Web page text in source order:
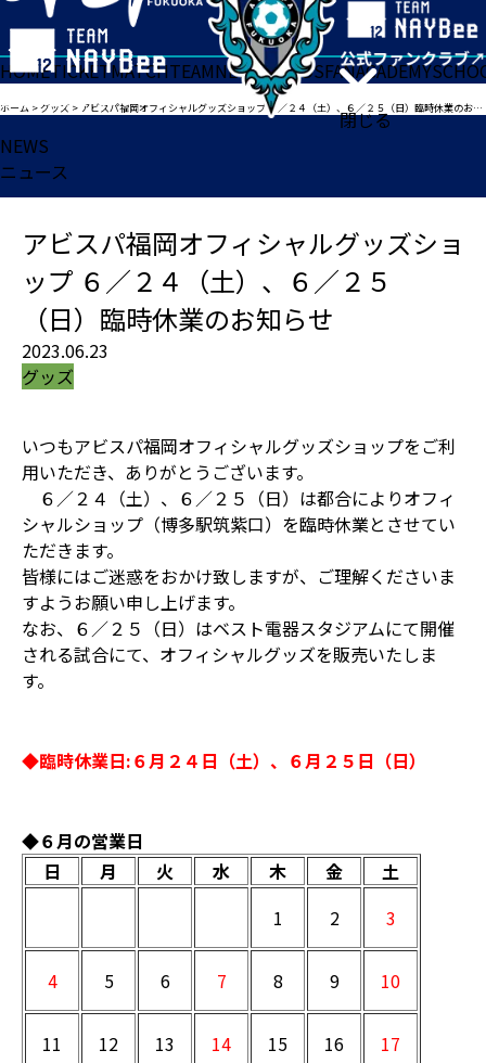
閉じる
HOMETICKETMATCHTEAMNEWSGOODSFANACADEMY
ホーム >グッズ > アビスパ福岡オフィシャルグッズショップ ６／２４（土）、６／２５（日）臨時休業のお知らせ
NEWS
ニュース
アビスパ福岡オフィシャルグッズショ
ップ ６／２４（土）、６／２５
（日）臨時休業のお知らせ
2023.06.23
グッズ
いつもアビスパ福岡オフィシャルグッズショップをご利
用いただき、ありがとうございます。
６／２４（土）、６／２５（日）は都合によりオフィ
シャルショップ（博多駅筑紫口）を臨時休業とさせてい
ただきます。
皆様にはご迷惑をおかけ致しますが、ご理解くださいま
すようお願い申し上げます。
なお、６／２５（日）はベスト電器スタジアムにて開催
される試合にて、オフィシャルグッズを販売いたしま
す。
◆臨時休業日:６月２４日（土）、６月２５日（日）
◆６月の営業日
日
月 火 水 木 金
土
1
2 3
4 5 6 7 8 9 10
11 12 13 14 15 16 17